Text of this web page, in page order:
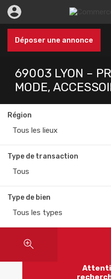
Déposer une annonce
69003 LYON –
MODE,
Région
Tous les lieux
Type de transaction
Tous
Type de bien
Tous les types